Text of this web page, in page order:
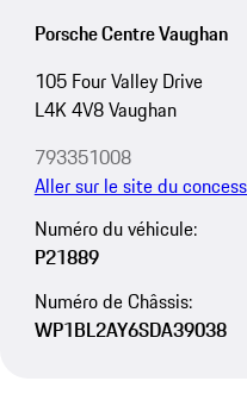
Porsche Centre Vaughan
105 Four Valley Drive
L4K 4V8 Vaughan
793351008
Aller sur le site du
Numéro du véhicule:
P21889
Numéro de Châssis:
WP1BL2AY6SDA39038